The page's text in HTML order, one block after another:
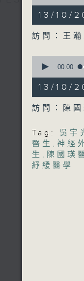
18
minutes,
26
seconds
90%
13/10/
訪問：王
seconds
18
minutes,
39
seconds
90%
00:00
13/10/
訪問：陳
Tag:
吳宇
醫生 , 神經
生 , 陳國瑛
紓緩醫學